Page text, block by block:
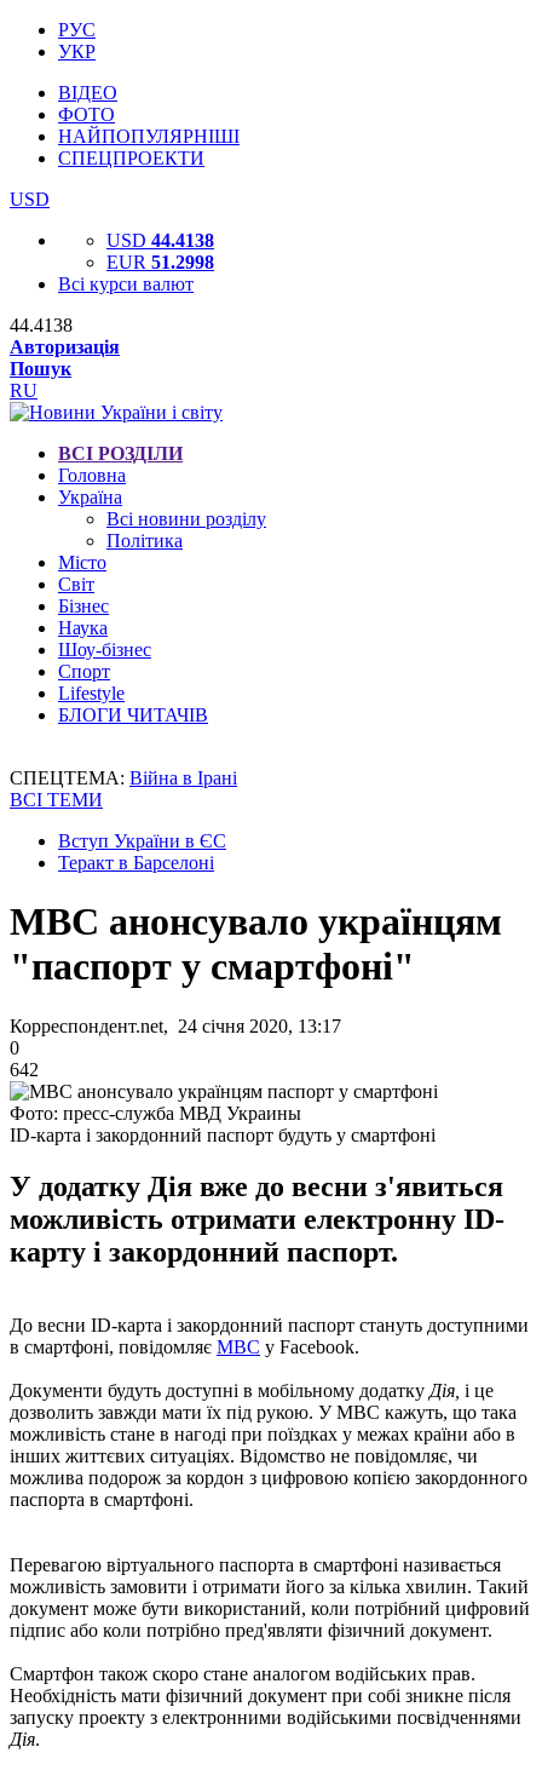
РУС
УКР
ВІДЕО
ФОТО
НАЙПОПУЛЯРНІШІ
СПЕЦПРОЕКТИ
USD
USD 44.4138
EUR 51.2998
Всі курси валют
44.4138
Авторизація
Пошук
RU
ВСІ РОЗДІЛИ
Головна
Україна
Всі новини розділу
Політика
Місто
Світ
Бізнес
Наука
Шоу-бізнес
Спорт
Lifestyle
БЛОГИ ЧИТАЧІВ
СПЕЦТЕМА: Війна в Ірані
ВСІ ТЕМИ
Вступ України в ЄС
Теракт в Барселоні
МВС анонсувало українцям
"паспорт у смартфоні"
Корреспондент.net, 24 січня 2020, 13:17
0
642
Фото: пресс-служба МВД Украины
ID-карта і закордонний паспорт будуть у смартфоні
У додатку Дія вже до весни з'явиться
можливість отримати електронну ID-
карту і закордонний паспорт.
До весни ID-карта і закордонний паспорт стануть доступними
в смартфоні, повідомляє МВС у Facebook.
Документи будуть доступні в мобільному додатку Дія, і це
дозволить завжди мати їх під рукою. У МВС кажуть, що така
можливість стане в нагоді при поїздках у межах країни або в
інших життєвих ситуаціях. Відомство не повідомляє, чи
можлива подорож за кордон з цифровою копією закордонного
паспорта в смартфоні.
Перевагою віртуального паспорта в смартфоні називається
можливість замовити і отримати його за кілька хвилин. Такий
документ може бути використаний, коли потрібний цифровий
підпис або коли потрібно пред'являти фізичний документ.
Смартфон також скоро стане аналогом водійських прав.
Необхідність мати фізичний документ при собі зникне після
запуску проекту з електронними водійськими посвідченнями
Дія.